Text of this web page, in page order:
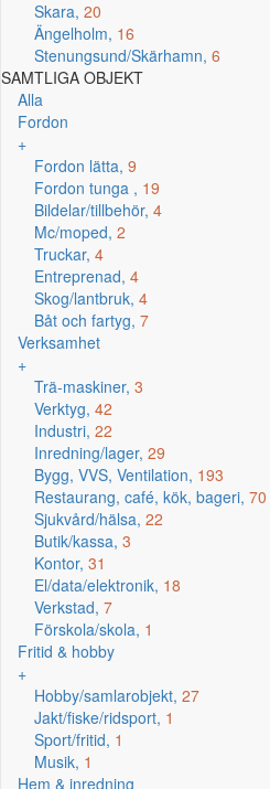
Skara, 20
Ängelholm, 16
Stenungsund/Skärhamn, 6
SAMTLIGA OBJEKT
Alla
Fordon
+
Fordon lätta, 9
Fordon tunga , 19
Bildelar/tillbehör, 4
Mc/moped, 2
Truckar, 4
Entreprenad, 4
Skog/lantbruk, 4
Båt och fartyg, 7
Verksamhet
+
Trä-maskiner, 3
Verktyg, 42
Industri, 22
Inredning/lager, 29
Bygg, VVS, Ventilation, 193
Restaurang, café, kök, bageri, 70
Sjukvård/hälsa, 22
Butik/kassa, 3
Kontor, 31
El/data/elektronik, 18
Verkstad, 7
Förskola/skola, 1
Fritid & hobby
+
Hobby/samlarobjekt, 27
Jakt/fiske/ridsport, 1
Sport/fritid, 1
Musik, 1
Hem & inredning